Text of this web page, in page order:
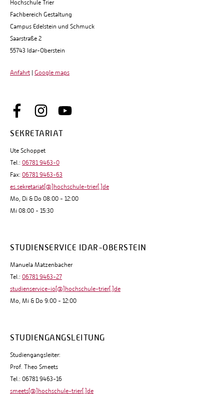
Hochschule Trier
Fachbereich Gestaltung
Campus Edelstein und Schmuck
Saarstraße 2
55743 Idar-Oberstein
Anfahrt | Google maps
SEKRETARIAT
Ute Schoppet
Tel.: 06781 9463-0
Fax: 06781 9463-63
es.sekretariat[@]hochschule-trier[.]de
Mo, Di & Do 08:00 - 12:00
Mi 08:00 - 15:30
STUDIENSERVICE IDAR-OBERSTEIN
Manuela Matzenbacher
Tel.: 06781 9463-27
studienservice-io[@]hochschule-trier[.]de
Mo, Mi & Do 9:00 - 12:00
STUDIENGANGSLEITUNG
Studiengangsleiter:
Prof. Theo Smeets
Tel.: 06781 9463-16
smeets[@]hochschule-trier[.]de